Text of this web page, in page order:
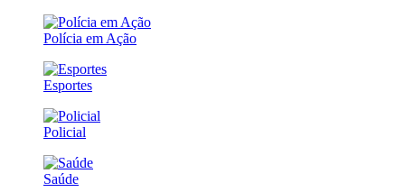
Polícia em Ação
Esportes
Policial
Saúde